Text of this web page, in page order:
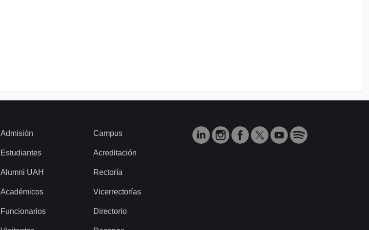
Admisión
Estudiantes
Alumni UAH
Académicos
Funcionarios
Campus
Acreditación
Rectoría
Vicerrectorías
Directorio